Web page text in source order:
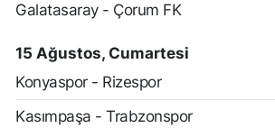
Galatasaray - Çorum FK
15 Ağustos, Cumartesi
Konyaspor - Rizespor
Kasımpaşa - Trabzonspor